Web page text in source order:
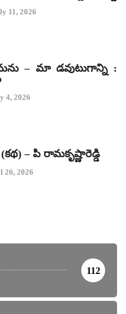
11, 2026
– మా డవుటుగాన్ని :
4, 2026
– పి రామకృష్ణారెడ్డి
26, 2026
112